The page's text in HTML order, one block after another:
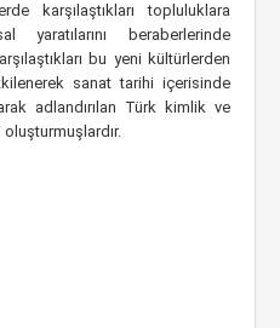
karşılaştıkları topluluklara
beraberlerinde
bu yeni kültürlerden
sanat tarihi içerisinde
adlandırılan Türk kimlik ve